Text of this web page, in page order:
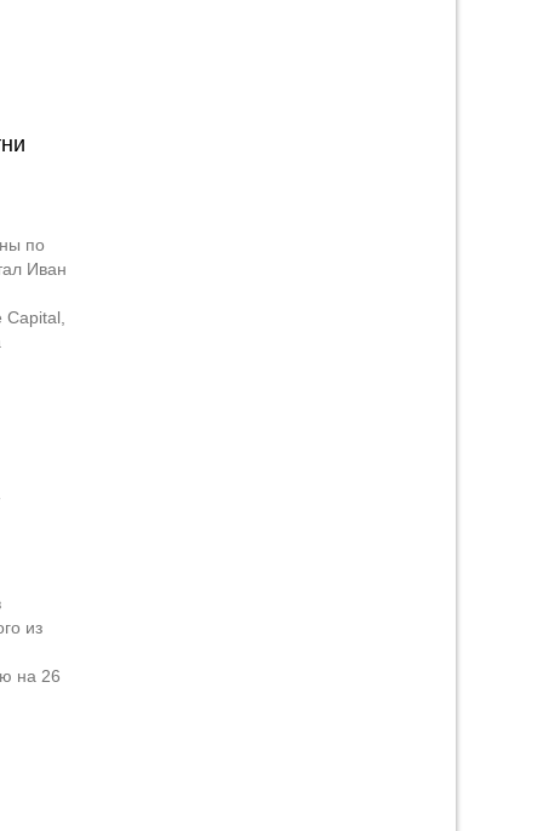
по
Иван
из
на 26